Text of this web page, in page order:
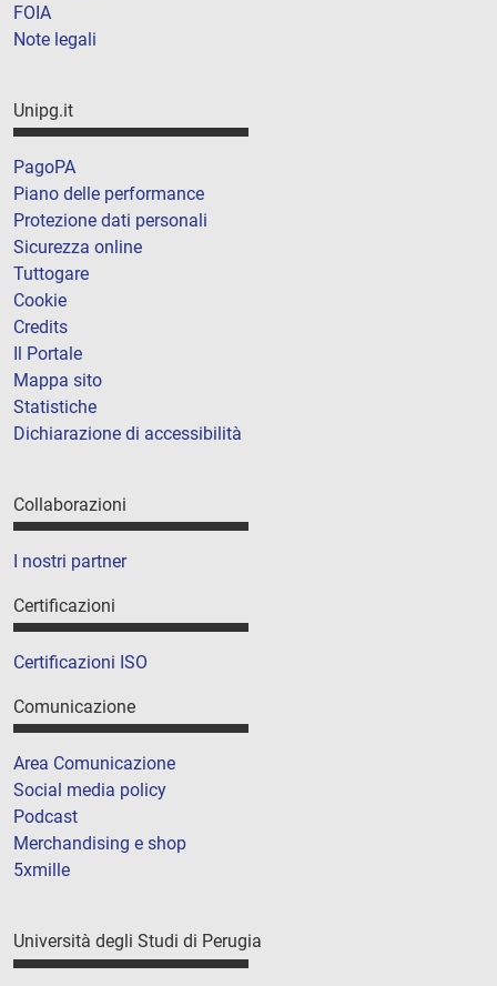
FOIA
Note legali
Unipg.it
PagoPA
Piano delle performance
Protezione dati personali
Sicurezza online
Tuttogare
Cookie
Credits
Il Portale
Mappa sito
Statistiche
Dichiarazione di accessibilità
Collaborazioni
I nostri partner
Certificazioni
Certificazioni ISO
Comunicazione
Area Comunicazione
Social media policy
Podcast
Merchandising e shop
5xmille
Università degli Studi di Perugia